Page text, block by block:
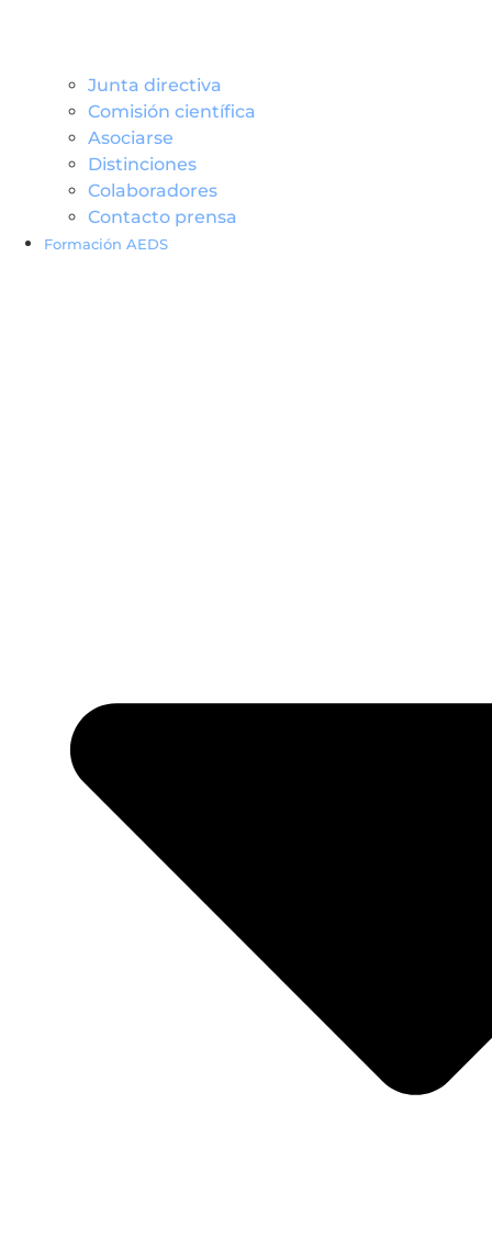
Junta directiva
Comisión científica
Asociarse
Distinciones
Colaboradores
Contacto prensa
Formación AEDS